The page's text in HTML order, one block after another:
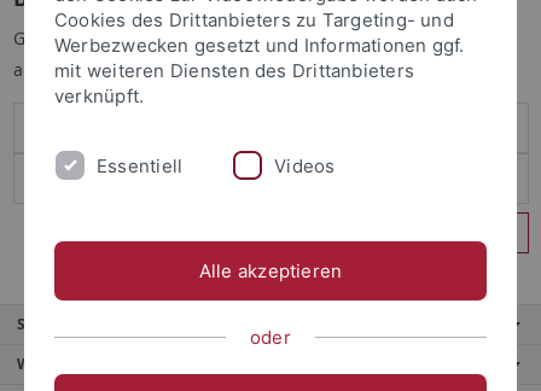
Geben Sie Ihren Benutzernamen und Ihr Passwort an um sich
anzumelden:
Service
Weitere Angebote
Cookies des Drittanbieters zu Targeting- und
Werbezwecken gesetzt und Informationen ggf.
mit weiteren Diensten des Drittanbieters
verknüpft.
Essentiell Videos
Alle akzeptieren
oder